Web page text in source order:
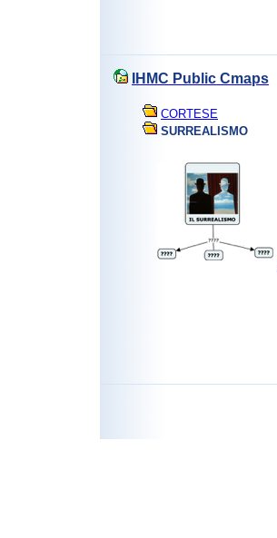
IHMC Public Cmaps
CORTESE
SURREALISMO